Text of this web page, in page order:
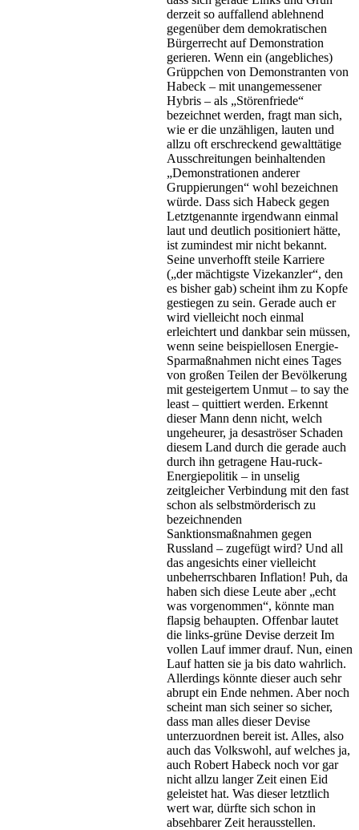
derzeit so auffallend ablehnend
gegenüber dem demokratischen
Bürgerrecht auf Demonstration
gerieren. Wenn ein (angebliches)
Grüppchen von Demonstranten von
Habeck – mit unangemessener
Hybris – als „Störenfriede“
bezeichnet werden, fragt man sich,
wie er die unzähligen, lauten und
allzu oft erschreckend gewalttätige
Ausschreitungen beinhaltenden
„Demonstrationen anderer
Gruppierungen“ wohl bezeichnen
würde. Dass sich Habeck gegen
Letztgenannte irgendwann einmal
laut und deutlich positioniert hätte,
ist zumindest mir nicht bekannt.
Seine unverhofft steile Karriere
(„der mächtigste Vizekanzler“, den
es bisher gab) scheint ihm zu Kopfe
gestiegen zu sein. Gerade auch er
wird vielleicht noch einmal
erleichtert und dankbar sein müssen,
wenn seine beispiellosen Energie-
Sparmaßnahmen nicht eines Tages
von großen Teilen der Bevölkerung
mit gesteigertem Unmut – to say the
least – quittiert werden. Erkennt
dieser Mann denn nicht, welch
ungeheurer, ja desaströser Schaden
diesem Land durch die gerade auch
durch ihn getragene Hau-ruck-
Energiepolitik – in unselig
zeitgleicher Verbindung mit den fast
schon als selbstmörderisch zu
bezeichnenden
Sanktionsmaßnahmen gegen
Russland – zugefügt wird? Und all
das angesichts einer vielleicht
unbeherrschbaren Inflation! Puh, da
haben sich diese Leute aber „echt
was vorgenommen“, könnte man
flapsig behaupten. Offenbar lautet
die links-grüne Devise derzeit Im
vollen Lauf immer drauf. Nun, einen
Lauf hatten sie ja bis dato wahrlich.
Allerdings könnte dieser auch sehr
abrupt ein Ende nehmen. Aber noch
scheint man sich seiner so sicher,
dass man alles dieser Devise
unterzuordnen bereit ist. Alles, also
auch das Volkswohl, auf welches ja,
auch Robert Habeck noch vor gar
nicht allzu langer Zeit einen Eid
geleistet hat. Was dieser letztlich
wert war, dürfte sich schon in
absehbarer Zeit herausstellen.